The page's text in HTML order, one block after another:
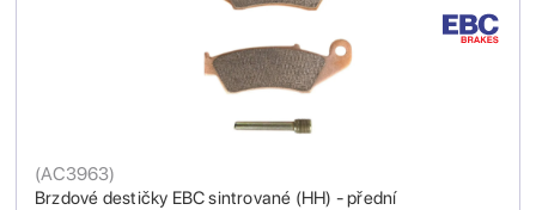
Brzdové destičky EBC sintrované (HH) - přední
(AC3963)